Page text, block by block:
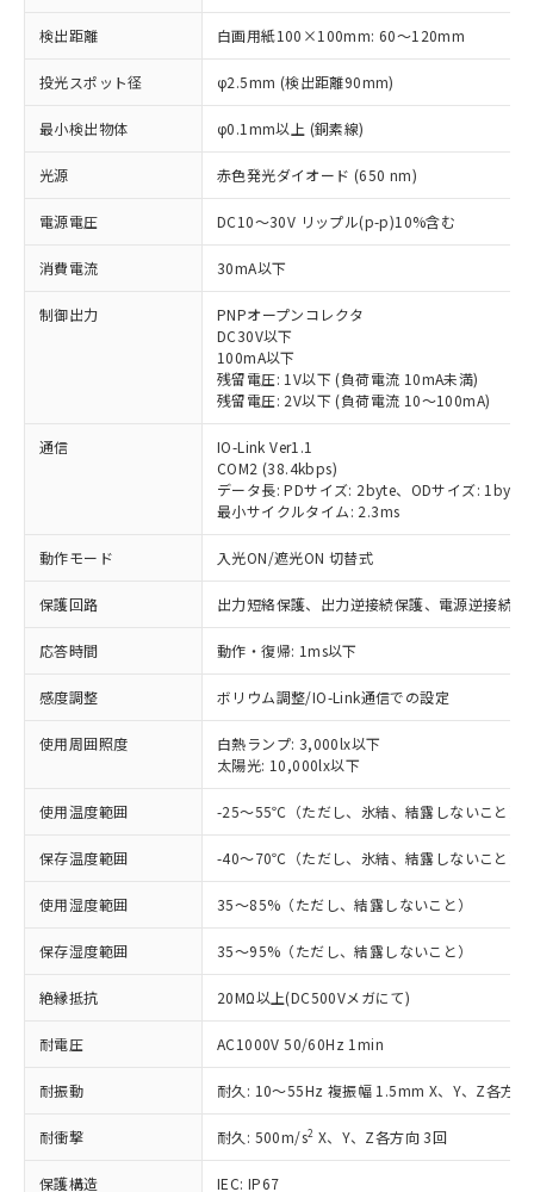
検出距離 白画用紙100×100mm: 60～120mm
投光スポット径 φ2.5mm (検出距離90mm)
最小検出物体 φ0.1mm以上 (銅素線)
光源 赤色発光ダイオード (650 nm)
電源電圧 DC10～30V リップル(p-p)10%含む
消費電流 30mA以下
制御出力
PNPオープンコレクタ
DC30V以下
100mA以下
残留電圧: 1V以下 (負荷電流 10mA未満)
残留電圧: 2V以下 (負荷電流 10～100mA)
通信
IO-Link Ver1.1
COM2 (38.4kbps)
データ長: PDサイズ: 2byte、ODサイズ: 1byte
最小サイクルタイム: 2.3ms
動作モード 入光ON/遮光ON 切替式
保護回路 出力短絡保護、出力逆接続保護、電源逆接続保
応答時間 動作・復帰: 1ms以下
感度調整 ボリウム調整/IO-Link通信での設定
使用周囲照度
白熱ランプ: 3,000lx以下
太陽光: 10,000lx以下
使用温度範囲 -25～55℃（ただし、氷結、結露しないこと）
保存温度範囲 -40～70℃（ただし、氷結、結露しないこと）
使用湿度範囲 35～85%（ただし、結露しないこと）
保存湿度範囲 35～95%（ただし、結露しないこと）
絶縁抵抗 20MΩ以上(DC500Vメガにて)
耐電圧 AC1000V 50/60Hz 1min
耐振動 耐久: 10～55Hz 複振幅 1.5mm X、Y、Z各方
耐衝撃 耐久: 500m/s2 X、Y、Z各方向 3回
保護構造 IEC: IP67
ご利用条件
以下の条件をお読みいただき、同意のうえ
ご利用ください。
本サービスは、当社制御機器事業取扱
商品の当社在庫状況および標準価格
(税抜)を提供させていただくもので
当社制御機器事業取扱商品の中には、
本サービスの対象外となる商品もある
ことをご了承ください。
在庫状況および標準価格照会結果は、
記載している更新日時点での社内デー
タに基づき作成されるものであり、閲
覧された時点での実際の在庫および標
※1 対応状況
対応済み：EU RoHS指令（10物質）の
非含有に対応した製品が提供可能な商品で
す。
対応予定：EU RoHS指令（10物質）の非含
有に対応した製品に切り替える予定のある
商品です。
非含有に非対応の商品で、対応品を出す予
定はありません。
非含有の対応状況を調査中または確認中の
非該当品：ライセンス料など無形物で、有
害物質有無と関係のない商品です。
仕入先様の事情により、非含有部品として
いたものが、含有品と判明した場合などや
むを得ず変更することがあります。
*EU RoHS指令（10物質）：
鉛(Pb) 1000ppm以下、 水銀(Hg) 1000ppm以下、 カド
ミウム(Cd) 100ppm以下、
※1 中国RoHS○×表
「○」：最大均質材料含有率が中国RoHSの
基準値以下であることを示します。
「×」：最大均質材料含有率が中国RoHSの
基準値を超えていることを示します。
「－」：未確認です。当社販売部門へお問
い合わせください。
*中国RoHS10物質の基準値 (GB/T26572)：
Pb(鉛) :1000ppm、 Hg(水銀) : 1000ppm、 Cd(カドミウ
当社は、これら貴社製品のうち、外国
為替および外国貿易法に定める商品
（以下｢規制貨物等」という）を輸出
または国外への提供する場合は、日本
国政府の輸出許可(または役務取引許
説明